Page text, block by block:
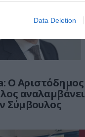
Data Deletion
Ο Αριστόδημος
αναλαμβάνει
Σύμβουλος